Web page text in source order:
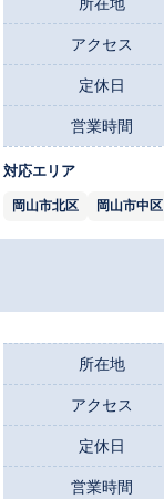
アクセス
定休日
営業時間
対応エリア
岡山市北区 岡山市中区
所在地
アクセス
定休日
営業時間